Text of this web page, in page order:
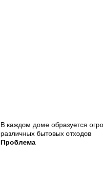
В каждом доме образуется
различных бытовых отходов
Проблема